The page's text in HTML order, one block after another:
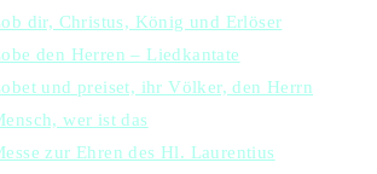
dir, Christus, König und Erlöser
den Herren – Liedkantate
und preiset, ihr Völker, den Herrn
wer ist das
zur Ehren des Hl. Laurentius